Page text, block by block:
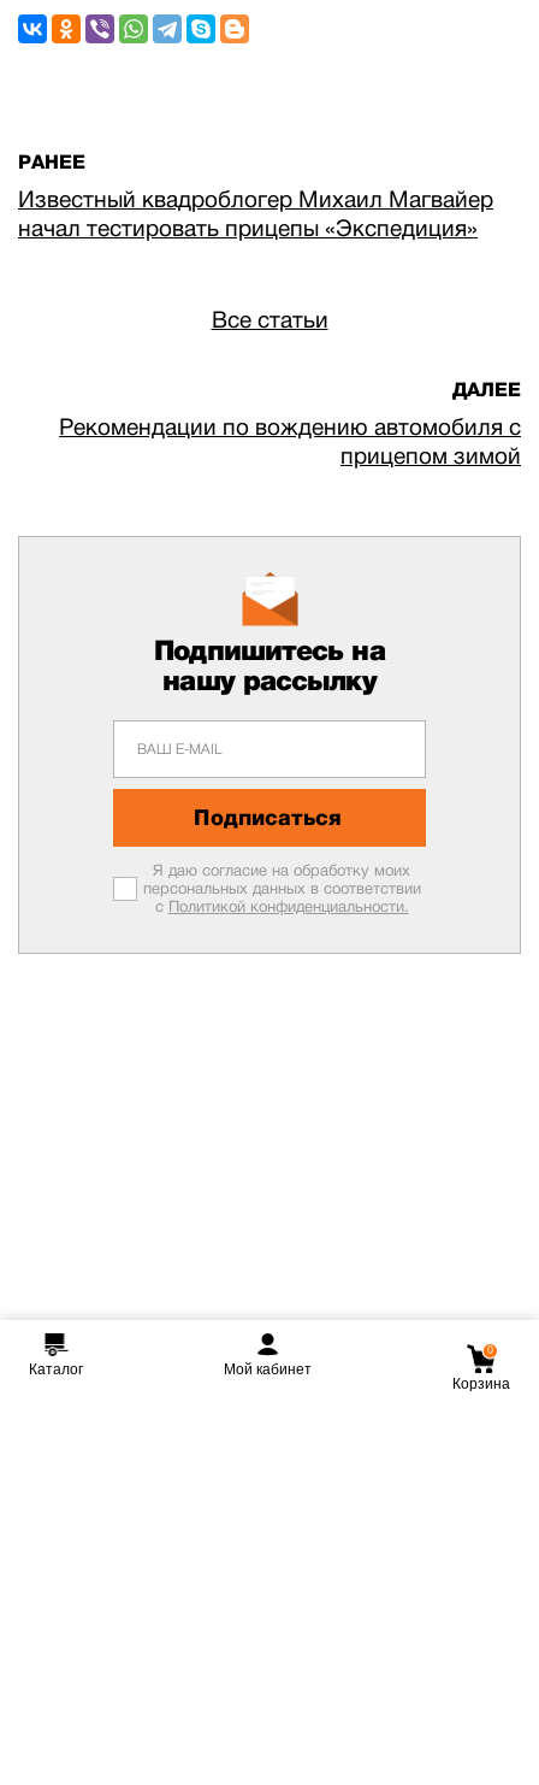
РАНЕЕ
Известный квадроблогер Михаил Магвайер
начал тестировать прицепы «Экспедиция»
Все статьи
ДАЛЕЕ
Рекомендации по вождению автомобиля с
прицепом зимой
Подпишитесь на
нашу рассылку
Подписаться
Я даю согласие на обработку моих
персональных данных в соответствии
с Политикой конфиденциальности.
Каталог Мой кабинет
0
Корзина